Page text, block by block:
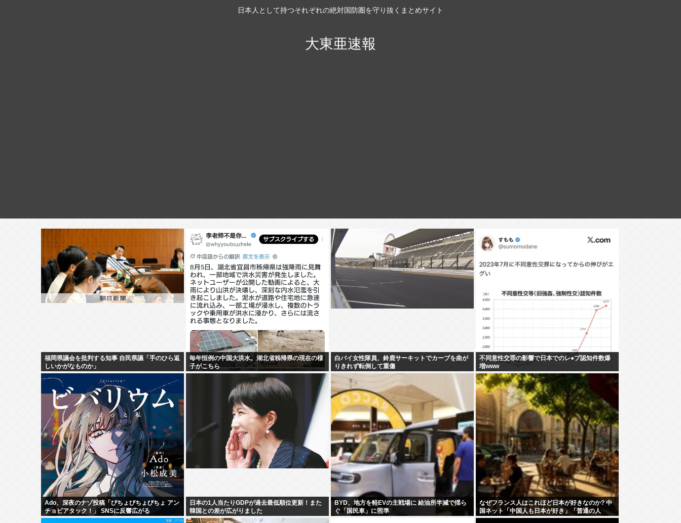
日本人として持つそれぞれの絶対国防圏を守り抜くまとめサイト
大東亜速報
福岡県議会を批判する知事 自民県議「手のひら返
しいかがなものか」
毎年恒例の中国大洪水。湖北省秭帰県の現在の様
子がこちら
白バイ女性隊員、鈴鹿サーキットでカーブを曲が
りきれず転倒して重傷
不同意性交罪の影響で日本でのレ●プ認知件数爆
増www
Ado、深夜のナゾ投稿「びちょびちょびちょ アン
チョビアタック！」 SNSに反響広がる
日本の1人当たりGDPが過去最低順位更新！また
韓国との差が広がりました
BYD、地方を軽EVの主戦場に 給油所半減で揺ら
ぐ「国民車」に照準
なぜフランス人はこれほど日本が好きなのか? 中
国ネット「中国人も日本が好き」「普通の人
は…」